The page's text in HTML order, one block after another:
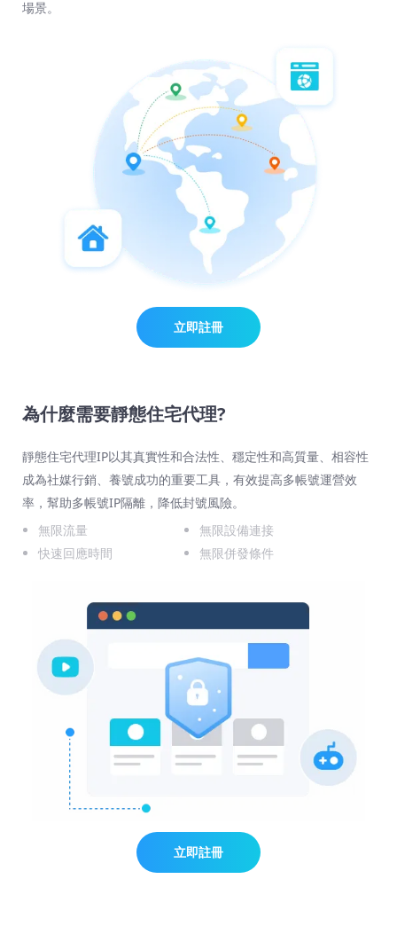
場景。
立即註冊
為什麼需要靜態住宅代理?
靜態住宅代理IP以其真實性和合法性、穩定性和高質量、相容性
成為社媒行銷、養號成功的重要工具，有效提高多帳號運營效
率，幫助多帳號IP隔離，降低封號風險。
無限流量
無限設備連接
快速回應時間
無限併發條件
立即註冊